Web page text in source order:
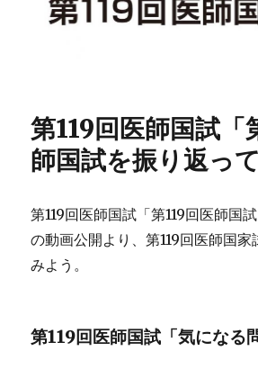
第119回医師国試「
師国試を振り返って
第119回医師国試「第119回医師国
の動画公開より、第119回医師国家
みよう。
第119回医師国試「気になる